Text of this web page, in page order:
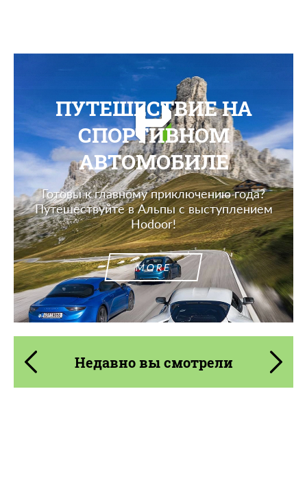
ПУТЕШЕСТВИЕ НА
СПОРТИВНОМ
АВТОМОБИЛЕ
Готовы к главному приключению года?
Путешествуйте в Альпы с выступлением
Hodoor!
MORE
Недавно вы смотрели